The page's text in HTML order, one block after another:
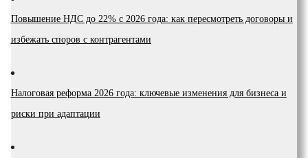
Повышение НДС до 22% с 2026 года: как пересмотреть договоры и
избежать споров с контрагентами
Налоговая реформа 2026 года: ключевые изменения для бизнеса и
риски при адаптации